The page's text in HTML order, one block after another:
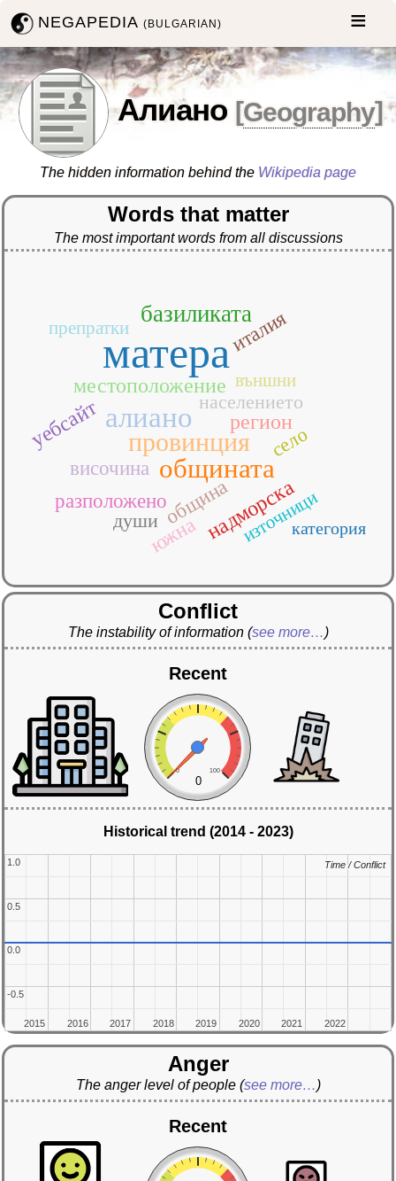
NEGAPEDIA(BULGARIAN)
Алиано [Geography]
The hidden information behind the Wikipedia page
Words that matter
The most important words from all discussions
матера
алиано
общината
провинция
базиликата
местоположение
надморска
регион
уебсайт
височина
италия
община
разположено
южна
души
населението
село
външни
източници
препратки
категория
Conflict
The instability of information (see more…)
Recent
0 100
0
Historical trend (2014 - 2023)
2015
2015 2016
2016 2017
2017 2018
2018 2019
2019 2020
2020 2021
2021 2022
2022
-0.5
-0.5
0.0
0.0
0.5
0.5
1.0
1.0 Time / Conflict
Time / Conflict
Anger
The anger level of people (see more…)
Recent